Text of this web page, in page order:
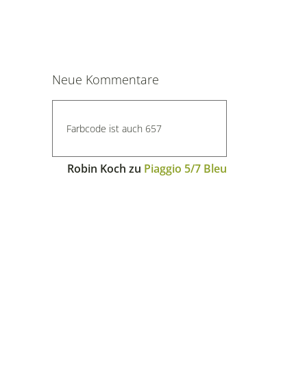
Neue Kommentare
Farbcode ist auch 657
Robin Koch zu Piaggio 5/7 Bleu